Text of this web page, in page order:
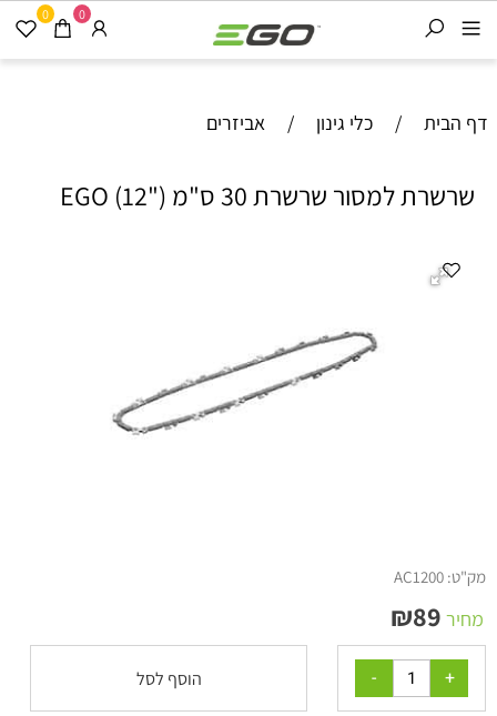
0 0
דף הבית / כלי גינון / אביזרים
שרשרת למסור שרשרת 30 ס"מ ("12) EGO
מק"ט: AC1200
מחיר ₪89
הוסף לסל